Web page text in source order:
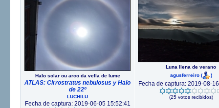
Halo solar ou arco da vella de lume
ATLAS: Cirrostratus nebulosus y Halo
de 22º
LUCHILU
Fecha de captura: 2019-06-05 15:52:41
Luna llena de verano
agusferreiro( )
Fecha de captura: 2019-08-
(25 votos recibidos)